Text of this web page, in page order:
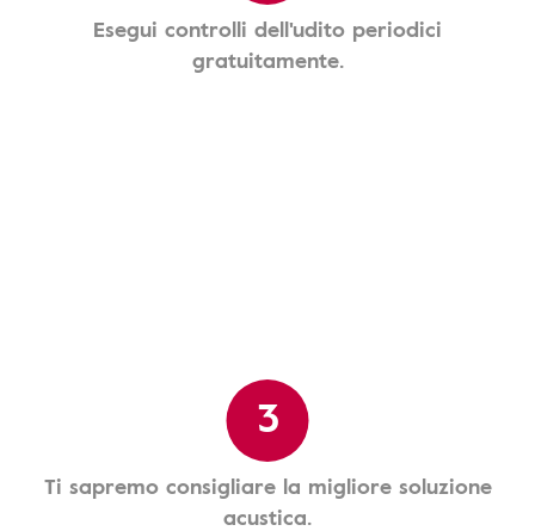
Esegui controlli dell'udito periodici
gratuitamente.
3
Ti sapremo consigliare la migliore soluzione
acustica.